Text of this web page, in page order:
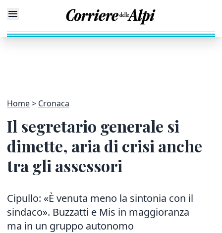
Home Cronaca
Il segretario generale si
dimette, aria di crisi anche
tra gli assessori
Cipullo: «È venuta meno la sintonia con il
sindaco». Buzzatti e Mis in maggioranza
ma in un gruppo autonomo